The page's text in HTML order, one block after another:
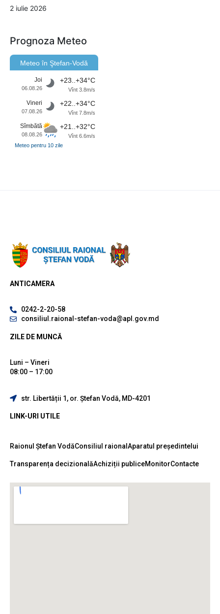
2 iulie 2026
Prognoza Meteo
Meteo în Ştefan-Vodă
Joi
06.08.26
+23..+34°C
Vînt 3.8m/s
Vineri
07.08.26
+22..+34°C
Vînt 7.8m/s
Sîmbătă
08.08.26
+21..+32°C
Vînt 6.6m/s
Meteo pentru 10 zile
ANTICAMERA
0242-2-20-58
consiliul.raional-stefan-voda@apl.gov.md
ZILE DE MUNCĂ
Luni – Vineri
08:00 – 17:00
str. Libertății 1, or. Ștefan Vodă, MD-4201
LINK-URI UTILE
Raionul Ștefan VodăConsiliul raional Aparatul președintelui
Transparența decizionalăAchiziții publiceMonitorContacte